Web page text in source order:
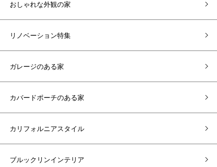
おしゃれな外観の家
リノベーション特集
ガレージのある家
カバードポーチのある家
カリフォルニアスタイル
ブルックリンインテリア